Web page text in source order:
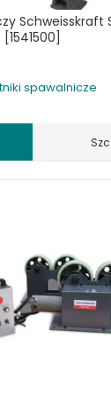
Schweisskraft
[1541500]
spawalnicze